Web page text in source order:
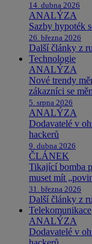
14. dubna 2026
ANALÝZA
Sazby hypoték
26. března 2026
Další články z
Technologie
ANALÝZA
Nové trendy
zákazníci se
5. srpna 2026
ANALÝZA
Dodavatelé v
hackerů
9. dubna 2026
ČLÁNEK
Tikající bomba
muset mít
31. března 2026
Další články z
Telekomunikace
ANALÝZA
Dodavatelé v